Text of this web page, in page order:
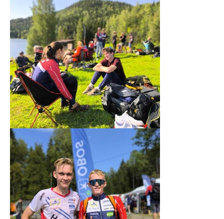
Night 2008/2009
Day 2008/2009
2007/2008
2006/2007
ANDRE/UTGÅTTE ARRANGEMENTER
Unionsmatchen
NM natt 2010
Camp Norway
World Cup 2015
O-NM 2017
Landegrensen
HA-karusellen